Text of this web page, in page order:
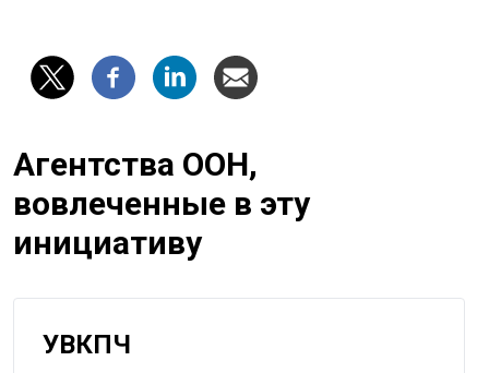
Агентства ООН,
вовлеченные в эту
инициативу
УВКПЧ